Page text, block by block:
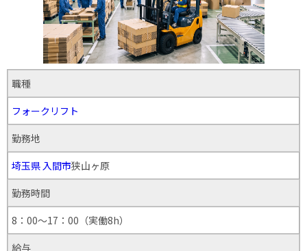
職種
フォークリフト
勤務地
埼玉県 入間市狭山ヶ原
勤務時間
8：00～17：00（実働8h）
給与